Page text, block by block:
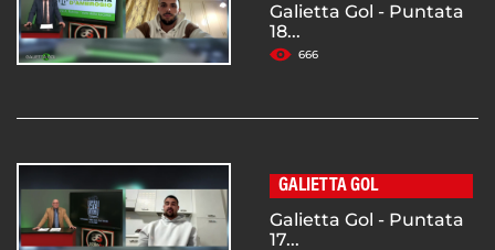
Galietta Gol - Puntata
18...
666
GALIETTA GOL
Galietta Gol - Puntata
17...